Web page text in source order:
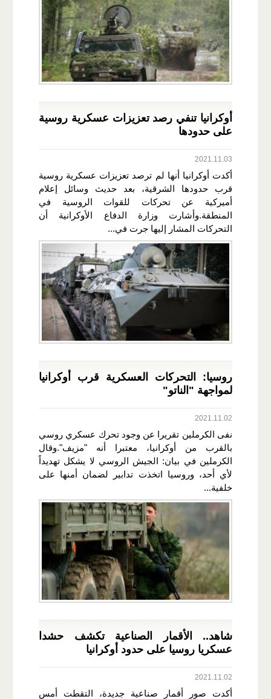
أوكرانيا تنفي رصد تعزيزات عسكرية روسية
على حدودها
2021.11.03
أكدت أوكرانيا أنها لم ترصد تعزيزات عسكرية روسية
قرب حدودها الشرقية، بعد حديث وسائل إعلام
أميركية عن تحركات للقوات الروسية في
المنطقة.وأشارت وزارة الدفاع الأوكرانية أن
التحركات المشار إليها جرت في...
روسيا: التحركات العسكرية قرب أوكرانيا
لمواجهة "الناتو"
2021.11.02
نفى الكرملين تقريرا عن وجود تحرك عسكري روسي
بالقرب من أوكرانيا، معتبرا أنه "مزيف".وقال
الكرملين في بيان: الجيش الروسي لا يشكل تهديداً
لأي أحد، وروسيا اتخذت تدابير لضمان أمنها على
خلفية...
شاهد.. الأقمار الصناعية تكشف حشدا
عسكريا روسيا على حدود أوكرانيا
2021.11.02
أكدت صور أقمار صناعية جديدة، التقطت أمس